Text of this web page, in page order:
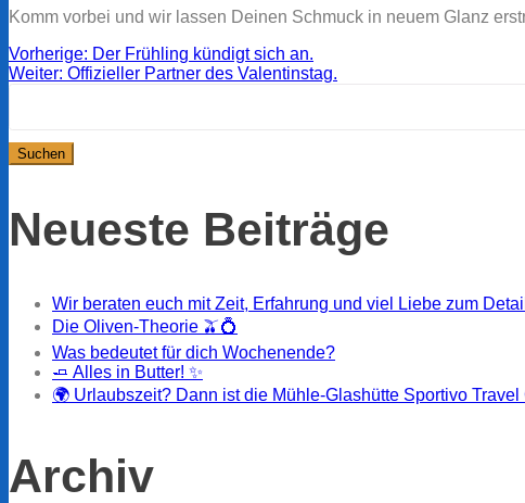
Komm vorbei und wir lassen Deinen Schmuck in neuem Glanz
Beitragsnavigation
Vorherige: Vorheriger
Beitrag:
Der Frühling kündigt sich an.
Weiter: Nächster
Offizieller Partner des Valentinstag.
Neueste Beiträge
Wir beraten euch mit Zeit, Erfahrung und viel Liebe zum
Die Oliven-Theorie 🫒💍
Was bedeutet für dich Wochenende?
🧈 Alles in Butter! ✨
🌍 Urlaubszeit? Dann ist die Mühle-Glashütte Sportivo
Archiv